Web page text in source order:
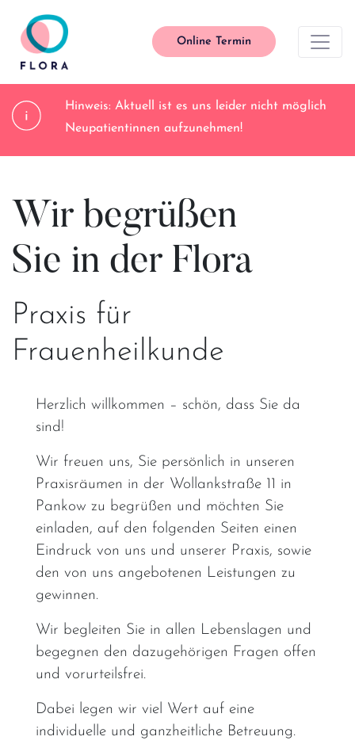
Main Navigation
Online Termin
Hinweis: Aktuell ist es uns leider nicht möglich
Neupatientinnen aufzunehmen!
Wir begrüßen
Sie in der Flora
Praxis für
Frauenheilkunde
Herzlich willkommen – schön, dass Sie da
sind!
Wir freuen uns, Sie persönlich in unseren
Praxisräumen in der Wollankstraße 11 in
Pankow zu begrüßen und möchten Sie
einladen, auf den folgenden Seiten einen
Eindruck von uns und unserer Praxis, sowie
den von uns angebotenen Leistungen zu
gewinnen.
Wir begleiten Sie in allen Lebenslagen und
begegnen den dazugehörigen Fragen offen
und vorurteilsfrei.
Dabei legen wir viel Wert auf eine
individuelle und ganzheitliche Betreuung.